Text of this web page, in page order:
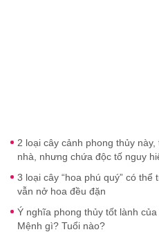
2 loại cây cảnh phong thủy
nhà, nhưng chứa độc tố nguy
3 loại cây “hoa phú quý” có
vẫn nở hoa đều đặn
Ý nghĩa phong thủy tốt lành
Mệnh gì? Tuổi nào?